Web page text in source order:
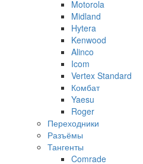
Motorola
Midland
Hytera
Kenwood
Alinco
Icom
Vertex Standard
Комбат
Yaesu
Roger
Переходники
Разъёмы
Тангенты
Comrade